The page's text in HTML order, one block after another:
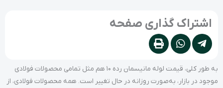
اشتراک گذاری صفحه
به طور کلی، قیمت لوله مانیسمان رده 10 هم مثل تمامی محصولات فولادی
موجود در بازار، به‌صورت روزانه در حال تغییر است. همه محصولات فولادی، از